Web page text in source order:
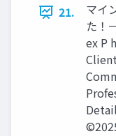
21.
マイ
た！
ex P